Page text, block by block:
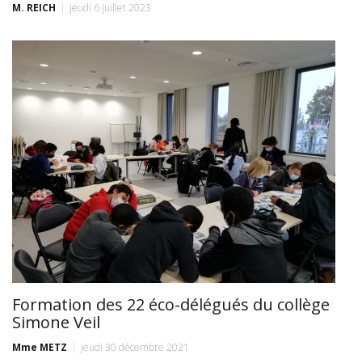
M. REICH jeudi 6 juillet 2023
Formation des 22 éco-délégués du collège
Simone Veil
Mme METZ jeudi 30 décembre 2021